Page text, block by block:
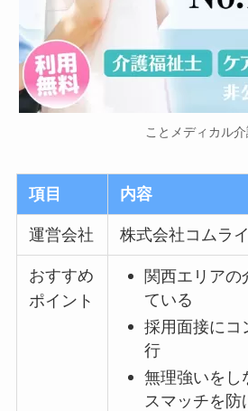
ことメディカル
項目 内容
運営会社 株式会社コムラ
おすすめ
ポイント
関西エリアの
ている
採用面接にコ
行
無理強いをし
スマッチを防